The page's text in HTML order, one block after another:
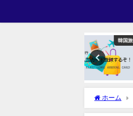
ホーム